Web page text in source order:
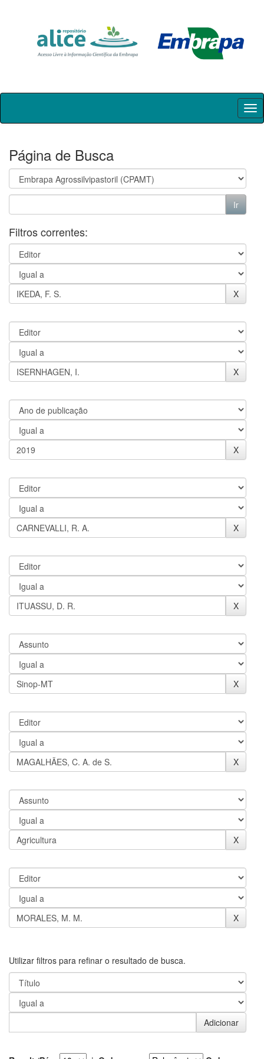
Skip
Página de Busca
Filtros correntes:
Utilizar filtros para refinar o resultado de busca.